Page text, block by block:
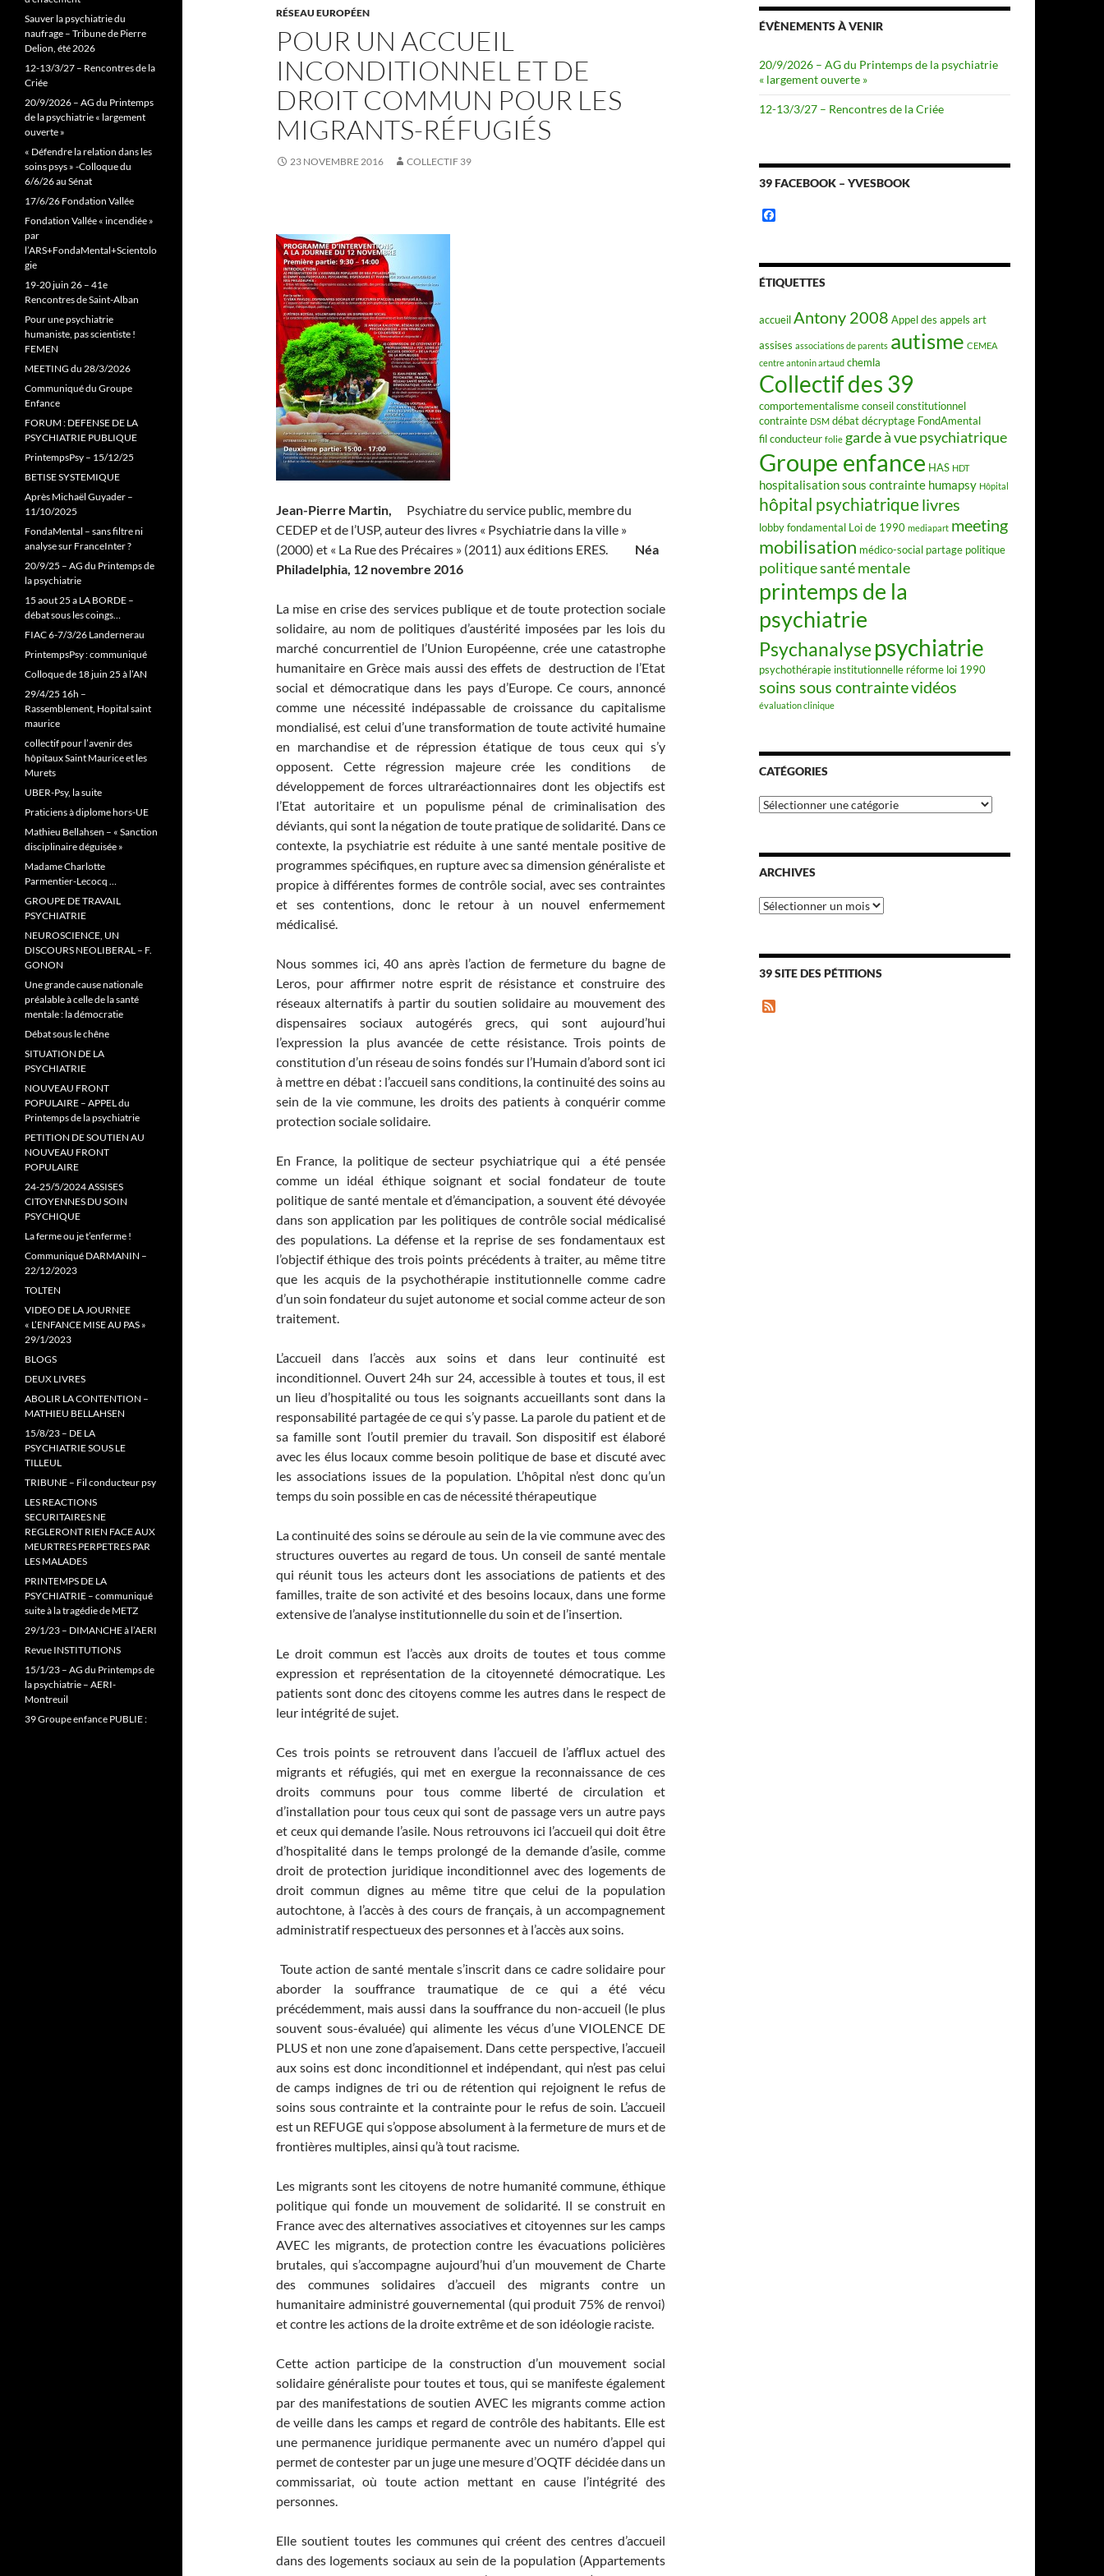
RÉSEAU EUROPÉEN
POUR UN ACCUEIL
INCONDITIONNEL ET DE
DROIT COMMUN POUR LES
MIGRANTS-RÉFUGIÉS
23 NOVEMBRE 2016 COLLECTIF 39
Jean-Pierre Martin, Psychiatre du service public, membre du
CEDEP et de l’USP, auteur des livres « Psychiatrie dans la ville »
(2000) et « La Rue des Précaires » (2011) aux éditions ERES. Néa
Philadelphia, 12 novembre 2016
La mise en crise des services publique et de toute protection sociale
solidaire, au nom de politiques d’austérité imposées par les lois du
marché concurrentiel de l’Union Européenne, crée une catastrophe
humanitaire en Grèce mais aussi des effets de destruction de l’Etat
social et démocratique dans les pays d’Europe. Ce cours, annoncé
comme une nécessité indépassable de croissance du capitalisme
mondialisé, est celui d’une transformation de toute activité humaine
en marchandise et de répression étatique de tous ceux qui s’y
opposent. Cette régression majeure crée les conditions de
développement de forces ultraréactionnaires dont les objectifs est
l’Etat autoritaire et un populisme pénal de criminalisation des
déviants, qui sont la négation de toute pratique de solidarité. Dans ce
contexte, la psychiatrie est réduite à une santé mentale positive de
programmes spécifiques, en rupture avec sa dimension généraliste et
propice à différentes formes de contrôle social, avec ses contraintes
et ses contentions, donc le retour à un nouvel enfermement
médicalisé.
Nous sommes ici, 40 ans après l’action de fermeture du bagne de
Leros, pour affirmer notre esprit de résistance et construire des
réseaux alternatifs à partir du soutien solidaire au mouvement des
dispensaires sociaux autogérés grecs, qui sont aujourd’hui
l’expression la plus avancée de cette résistance. Trois points de
constitution d’un réseau de soins fondés sur l’Humain d’abord sont ici
à mettre en débat : l’accueil sans conditions, la continuité des soins au
sein de la vie commune, les droits des patients à conquérir comme
protection sociale solidaire.
En France, la politique de secteur psychiatrique qui a été pensée
comme un idéal éthique soignant et social fondateur de toute
politique de santé mentale et d’émancipation, a souvent été dévoyée
dans son application par les politiques de contrôle social médicalisé
des populations. La défense et la reprise de ses fondamentaux est
l’objectif éthique des trois points précédents à traiter, au même titre
que les acquis de la psychothérapie institutionnelle comme cadre
d’un soin fondateur du sujet autonome et social comme acteur de son
traitement.
L’accueil dans l’accès aux soins et dans leur continuité est
inconditionnel. Ouvert 24h sur 24, accessible à toutes et tous, il est
un lieu d’hospitalité ou tous les soignants accueillants sont dans la
responsabilité partagée de ce qui s’y passe. La parole du patient et de
sa famille sont l’outil premier du travail. Son dispositif est élaboré
avec les élus locaux comme besoin politique de base et discuté avec
les associations issues de la population. L’hôpital n’est donc qu’un
temps du soin possible en cas de nécessité thérapeutique
La continuité des soins se déroule au sein de la vie commune avec des
structures ouvertes au regard de tous. Un conseil de santé mentale
qui réunit tous les acteurs dont les associations de patients et des
familles, traite de son activité et des besoins locaux, dans une forme
extensive de l’analyse institutionnelle du soin et de l’insertion.
Le droit commun est l’accès aux droits de toutes et tous comme
expression et représentation de la citoyenneté démocratique. Les
patients sont donc des citoyens comme les autres dans le respect de
leur intégrité de sujet.
Ces trois points se retrouvent dans l’accueil de l’afflux actuel des
migrants et réfugiés, qui met en exergue la reconnaissance de ces
droits communs pour tous comme liberté de circulation et
d’installation pour tous ceux qui sont de passage vers un autre pays
et ceux qui demande l’asile. Nous retrouvons ici l’accueil qui doit être
d’hospitalité dans le temps prolongé de la demande d’asile, comme
droit de protection juridique inconditionnel avec des logements de
droit commun dignes au même titre que celui de la population
autochtone, à l’accès à des cours de français, à un accompagnement
administratif respectueux des personnes et à l’accès aux soins.
Toute action de santé mentale s’inscrit dans ce cadre solidaire pour
aborder la souffrance traumatique de ce qui a été vécu
précédemment, mais aussi dans la souffrance du non-accueil (le plus
souvent sous-évaluée) qui alimente les vécus d’une VIOLENCE DE
PLUS et non une zone d’apaisement. Dans cette perspective, l’accueil
aux soins est donc inconditionnel et indépendant, qui n’est pas celui
de camps indignes de tri ou de rétention qui rejoignent le refus de
soins sous contrainte et la contrainte pour le refus de soin. L’accueil
est un REFUGE qui s’oppose absolument à la fermeture de murs et de
frontières multiples, ainsi qu’à tout racisme.
Les migrants sont les citoyens de notre humanité commune, éthique
politique qui fonde un mouvement de solidarité. Il se construit en
France avec des alternatives associatives et citoyennes sur les camps
AVEC les migrants, de protection contre les évacuations policières
brutales, qui s’accompagne aujourd’hui d’un mouvement de Charte
des communes solidaires d’accueil des migrants contre un
humanitaire administré gouvernemental (qui produit 75% de renvoi)
et contre les actions de la droite extrême et de son idéologie raciste.
Cette action participe de la construction d’un mouvement social
solidaire généraliste pour toutes et tous, qui se manifeste également
par des manifestations de soutien AVEC les migrants comme action
de veille dans les camps et regard de contrôle des habitants. Elle est
une permanence juridique permanente avec un numéro d’appel qui
permet de contester par un juge une mesure d’OQTF décidée dans un
commissariat, où toute action mettant en cause l’intégrité des
personnes.
Elle soutient toutes les communes qui créent des centres d’accueil
dans des logements sociaux au sein de la population (Appartements
ÉVÈNEMENTS À VENIR
20/9/2026 – AG du Printemps de la psychiatrie
« largement ouverte »
12-13/3/27 – Rencontres de la Criée
39 FACEBOOK – YVESBOOK
b
o
ÉTIQUETTES
accueilAntony 2008 Appel des appels art
assises associations de parents autisme CEMEA
centre antonin artaud chemla
Collectif des 39
comportementalismeconseil constitutionnel
contrainte DSM débatdécryptage FondAmental
fil conducteur folie garde à vue psychiatrique
Groupe enfance HAS HDT
hospitalisation sous contrainte humapsy Hôpital
hôpital psychiatriquelivres
lobby fondamental Loi de 1990 mediapart meeting
mobilisation médico-social partage politique
politique santé mentale
printemps de la
psychiatrie
Psychanalyse psychiatrie
psychothérapie institutionnelle réforme loi 1990
soins sous contraintevidéos
évaluation clinique
CATÉGORIES
Catégories
ARCHIVES
Archives
39 SITE DES PÉTITIONS
Sauver la psychiatrie du
naufrage – Tribune de Pierre
Delion, été 2026
12-13/3/27 – Rencontres de la
Criée
20/9/2026 – AG du Printemps
de la psychiatrie « largement
ouverte »
« Défendre la relation dans les
soins psys » -Colloque du
6/6/26 au Sénat
17/6/26 Fondation Vallée
Fondation Vallée « incendiée »
par
l’ARS+FondaMental+Scientolo
gie
19-20 juin 26 – 41e
Rencontres de Saint-Alban
Pour une psychiatrie
humaniste, pas scientiste !
FEMEN
MEETING du 28/3/2026
Communiqué du Groupe
Enfance
FORUM : DEFENSE DE LA
PSYCHIATRIE PUBLIQUE
PrintempsPsy – 15/12/25
BETISE SYSTEMIQUE
Après Michaël Guyader –
11/10/2025
FondaMental – sans filtre ni
analyse sur FranceInter ?
20/9/25 – AG du Printemps de
la psychiatrie
15 aout 25 a LA BORDE –
débat sous les coings…
FIAC 6-7/3/26 Landernerau
PrintempsPsy : communiqué
Colloque de 18 juin 25 à l’AN
29/4/25 16h –
Rassemblement, Hopital saint
maurice
collectif pour l’avenir des
hôpitaux Saint Maurice et les
Murets
UBER-Psy, la suite
Praticiens à diplome hors-UE
Mathieu Bellahsen – « Sanction
disciplinaire déguisée »
Madame Charlotte
Parmentier-Lecocq …
GROUPE DE TRAVAIL
PSYCHIATRIE
NEUROSCIENCE, UN
DISCOURS NEOLIBERAL – F.
GONON
Une grande cause nationale
préalable à celle de la santé
mentale : la démocratie
Débat sous le chêne
SITUATION DE LA
PSYCHIATRIE
NOUVEAU FRONT
POPULAIRE – APPEL du
Printemps de la psychiatrie
PETITION DE SOUTIEN AU
NOUVEAU FRONT
POPULAIRE
24-25/5/2024 ASSISES
CITOYENNES DU SOIN
PSYCHIQUE
La ferme ou je t’enferme !
Communiqué DARMANIN –
22/12/2023
TOLTEN
VIDEO DE LA JOURNEE
« L’ENFANCE MISE AU PAS »
29/1/2023
BLOGS
DEUX LIVRES
ABOLIR LA CONTENTION –
MATHIEU BELLAHSEN
15/8/23 – DE LA
PSYCHIATRIE SOUS LE
TILLEUL
TRIBUNE – Fil conducteur psy
LES REACTIONS
SECURITAIRES NE
REGLERONT RIEN FACE AUX
MEURTRES PERPETRES PAR
LES MALADES
PRINTEMPS DE LA
PSYCHIATRIE – communiqué
suite à la tragédie de METZ
29/1/23 – DIMANCHE à l’AERI
Revue INSTITUTIONS
15/1/23 – AG du Printemps de
la psychiatrie – AERI-
Montreuil
39 Groupe enfance PUBLIE :